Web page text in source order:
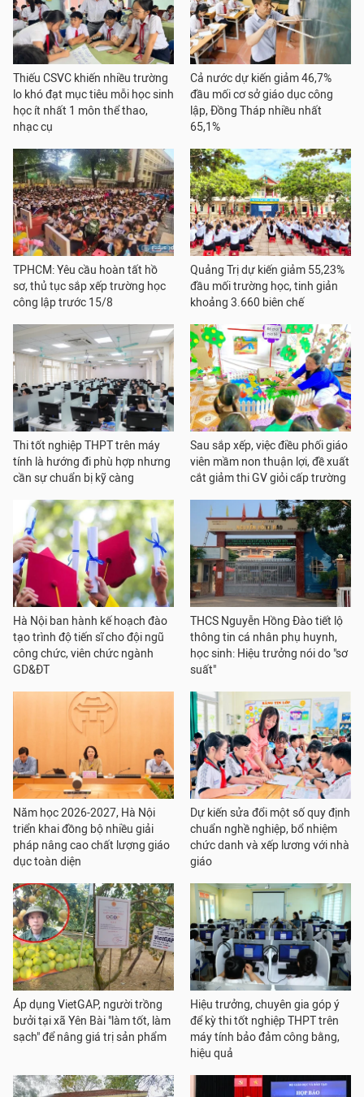
Thiếu CSVC khiến nhiều trường
lo khó đạt mục tiêu mỗi học sinh
học ít nhất 1 môn thể thao,
nhạc cụ
Cả nước dự kiến giảm 46,7%
đầu mối cơ sở giáo dục công
lập, Đồng Tháp nhiều nhất
65,1%
TPHCM: Yêu cầu hoàn tất hồ
sơ, thủ tục sắp xếp trường học
công lập trước 15/8
Quảng Trị dự kiến giảm 55,23%
đầu mối trường học, tinh giản
khoảng 3.660 biên chế
Thi tốt nghiệp THPT trên máy
tính là hướng đi phù hợp nhưng
cần sự chuẩn bị kỹ càng
Sau sắp xếp, việc điều phối giáo
viên mầm non thuận lợi, đề xuất
cắt giảm thi GV giỏi cấp trường
Hà Nội ban hành kế hoạch đào
tạo trình độ tiến sĩ cho đội ngũ
công chức, viên chức ngành
GD&ĐT
THCS Nguyễn Hồng Đào tiết lộ
thông tin cá nhân phụ huynh,
học sinh: Hiệu trưởng nói do "sơ
suất"
Năm học 2026-2027, Hà Nội
triển khai đồng bộ nhiều giải
pháp nâng cao chất lượng giáo
dục toàn diện
Dự kiến sửa đổi một số quy định
chuẩn nghề nghiệp, bổ nhiệm
chức danh và xếp lương với nhà
giáo
Áp dụng VietGAP, người trồng
bưởi tại xã Yên Bài "làm tốt, làm
sạch" để nâng giá trị sản phẩm
Hiệu trưởng, chuyên gia góp ý
để kỳ thi tốt nghiệp THPT trên
máy tính bảo đảm công bằng,
hiệu quả